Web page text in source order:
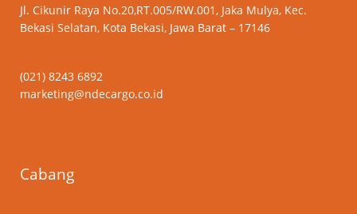
Jl. Cikunir Raya No.20,RT.005/RW.001, Jaka Mulya, Kec.
Bekasi Selatan, Kota Bekasi, Jawa Barat – 17146
(021) 8243 6892
marketing@ndecargo.co.id
Cabang